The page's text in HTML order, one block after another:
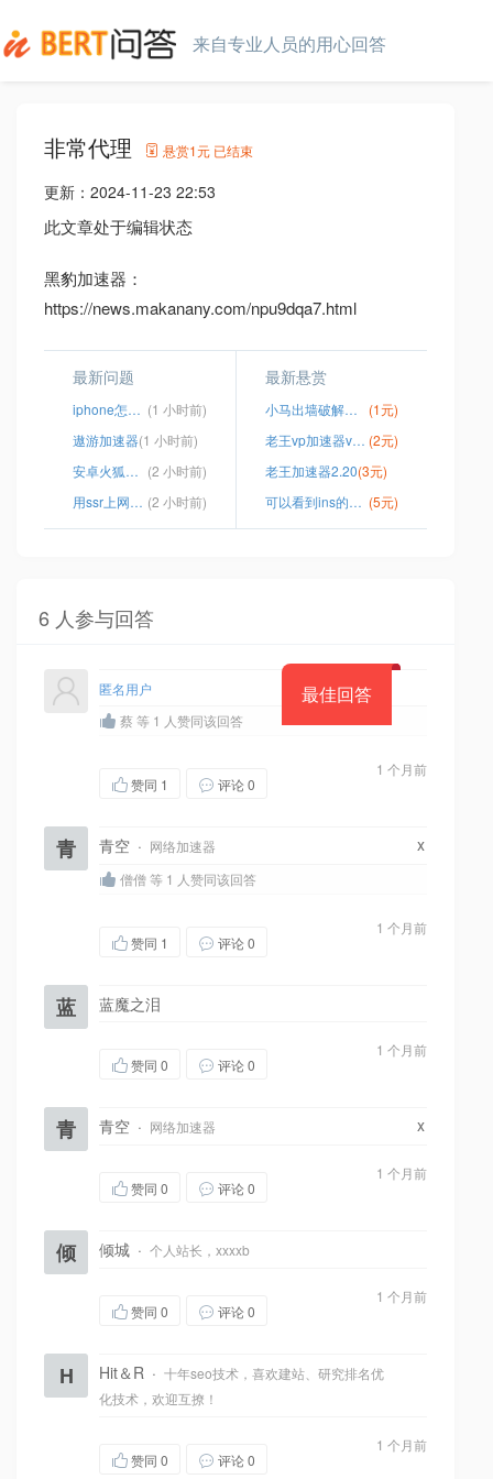
来自专业人员的用心回答
非常代理 悬赏1元 已结束
更新： 2024-11-23 22:53
此文章处于编辑状态
黑豹加速器：
https://news.makanany.com/npu9dqa7.html
最新问题
iphone怎么玩推特 (1 小时前)
遨游加速器(1 小时前)
安卓火狐浏览器有没有加速 (2 小时前)
用ssr上网有记录吗 (2 小时前)
最新悬赏
小马出墙破解版下载
(1元)
老王vp加速器v2.2.22 (2元)
老王加速器2.20(3元)
可以看到ins的软件 (5元)
6 人参与回答
最佳回答
匿名用户
蔡 等 1 人赞同该回答
1 个月前
赞同 1 评论 0
青 青空 · 网络加速器 x
僧僧 等 1 人赞同该回答
1 个月前
赞同 1 评论 0
蓝 蓝魔之泪
1 个月前
赞同 0 评论 0
青 青空 · 网络加速器 x
1 个月前
赞同 0 评论 0
倾 倾城 · 个人站长，xxxxb
1 个月前
赞同 0 评论 0
H Hit＆R · 十年seo技术，喜欢建站、研究排名优
化技术，欢迎互撩！
1 个月前
赞同 0 评论 0